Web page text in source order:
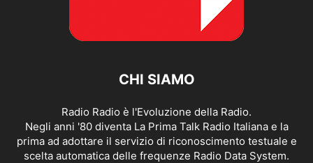
CHI SIAMO
Radio Radio è l'Evoluzione della Radio.
Negli anni '80 diventa La Prima Talk Radio Italiana e la
prima ad adottare il servizio di riconoscimento testuale e
scelta automatica delle frequenze Radio Data System.